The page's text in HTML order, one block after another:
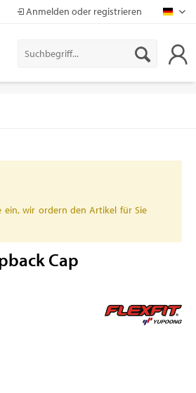
Anmelden oder registrieren
ein, wir ordern den Artikel für Sie
Cap